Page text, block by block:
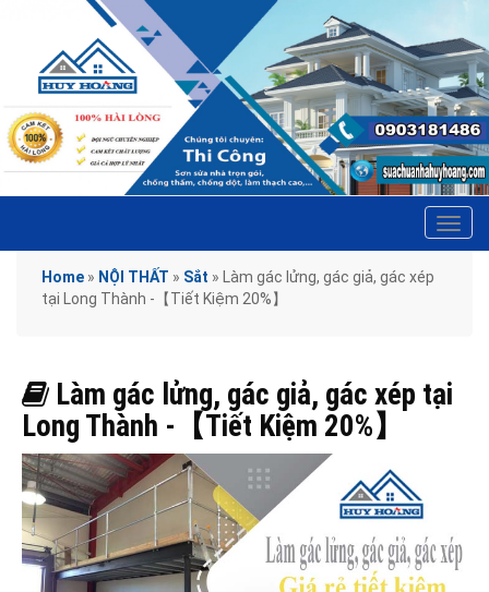
Home » NỘI THẤT » Sắt » Làm gác lửng, gác giả, gác xép
tại Long Thành -【Tiết Kiệm 20%】
Làm gác lửng, gác giả, gác xép tại
Long Thành -【Tiết Kiệm 20%】